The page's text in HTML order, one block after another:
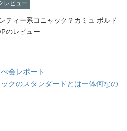
レビュー
ティー系コニャック？カミュ ボルド
のレビュー
会レポート
クのスタンダードとは一体何なの